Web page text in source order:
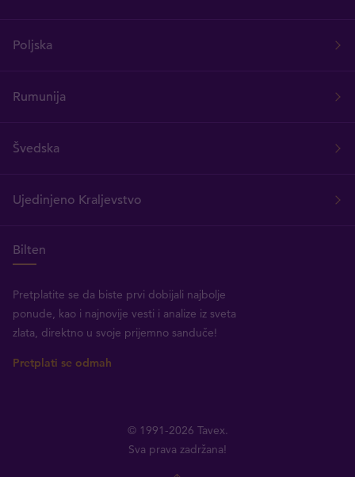
Poljska
Rumunija
Švedska
Ujedinjeno Kraljevstvo
Bilten
Pretplatite se da biste prvi dobijali najbolje
ponude, kao i najnovije vesti i analize iz sveta
zlata, direktno u svoje prijemno sanduče!
Pretplati se odmah
© 1991-2026 Tavex.
Sva prava zadržana!